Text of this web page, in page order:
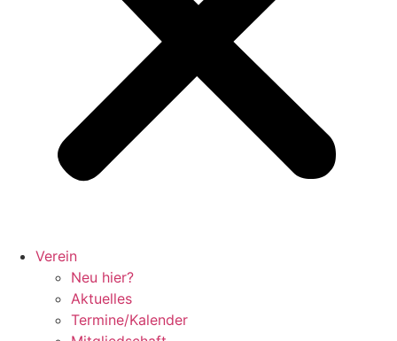
Verein
Neu hier?
Aktuelles
Termine/Kalender